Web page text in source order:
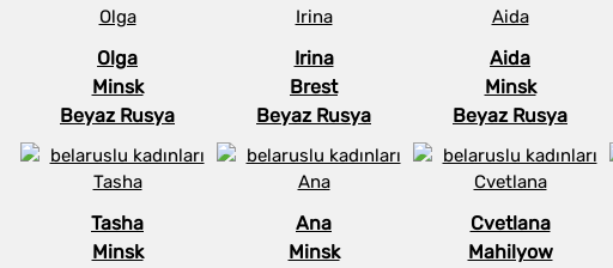
Olga
Minsk
Beyaz Rusya
Irina
Brest
Beyaz Rusya
Aida
Minsk
Beyaz Rusya
Tasha
Minsk
Ana
Minsk
Cvetlana
Mahilyow